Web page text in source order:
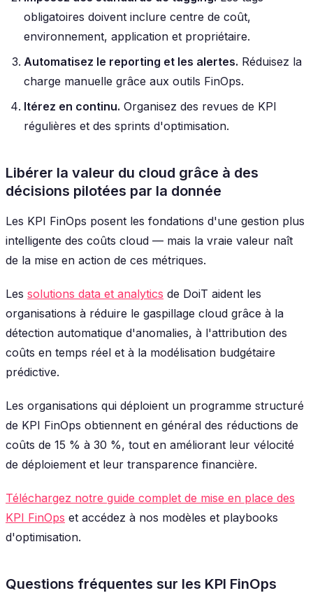
obligatoires doivent inclure centre de coût,
environnement, application et propriétaire.
Automatisez le reporting et les alertes. Réduisez la
charge manuelle grâce aux outils FinOps.
Itérez en continu. Organisez des revues de KPI
régulières et des sprints d'optimisation.
Libérer la valeur du cloud grâce à des
décisions pilotées par la donnée
Les KPI FinOps posent les fondations d'une gestion plus
intelligente des coûts cloud — mais la vraie valeur naît
de la mise en action de ces métriques.
Les solutions data et analytics de DoiT aident les
organisations à réduire le gaspillage cloud grâce à la
détection automatique d'anomalies, à l'attribution des
coûts en temps réel et à la modélisation budgétaire
prédictive.
Les organisations qui déploient un programme structuré
de KPI FinOps obtiennent en général des réductions de
coûts de 15 % à 30 %, tout en améliorant leur vélocité
de déploiement et leur transparence financière.
Téléchargez notre guide complet de mise en place des
KPI FinOps et accédez à nos modèles et playbooks
d'optimisation.
Questions fréquentes sur les KPI FinOps